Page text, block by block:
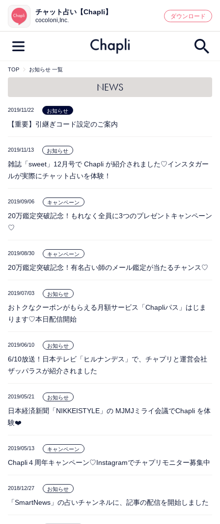
鑑定記事・占い師検索
最新記事一覧
人気記事一覧
鑑定 占い師
キーワード別
今週の運勢 彼氏
相性 復縁 連絡
チャット占い【Chapli】
cocoloni,Inc.
ダウンロード
TOP お知らせ 一覧
NEWS
2019/11/22 お知らせ
【重要】引継ぎコード設定のご案内
2019/11/13 お知らせ
雑誌「sweet」12月号で Chapli が紹介されました♡インスタガー
ルが実際にチャット占いを体験！
2019/09/06 キャンペーン
20万鑑定突破記念！もれなく全員に3つのプレゼントキャンペーン
♡
2019/08/30 キャンペーン
20万鑑定突破記念！有名占い師のメール鑑定が当たるチャンス♡
2019/07/03 お知らせ
おトクなクーポンがもらえる月額サービス「Chapliパス」はじま
ります♡本日配信開始
2019/06/10 お知らせ
6/10放送！日本テレビ「ヒルナンデス」で、チャプリと運営会社
ザッパラスが紹介されました
2019/05/21 お知らせ
日本経済新聞「NIKKEISTYLE」の MJMJミライ会議でChapli を体
験❤️
2019/05/13 キャンペーン
Chapli４周年キャンペーン♡Instagramでチャプリモニター募集中
2018/12/27 お知らせ
「SmartNews」の占いチャンネルに、記事の配信を開始しました